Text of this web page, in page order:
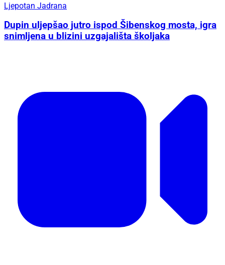
Ljepotan Jadrana
Dupin uljepšao jutro ispod Šibenskog mosta, igra
snimljena u blizini uzgajališta školjaka